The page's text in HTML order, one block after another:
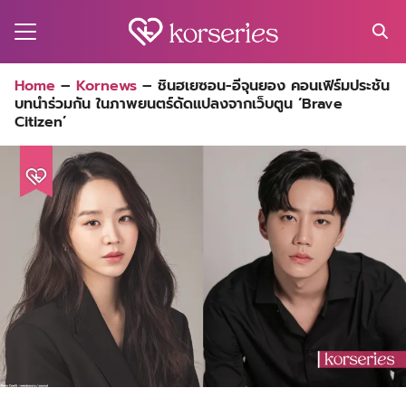
for:
Home – Kornews – ชินฮเยซอน-อีจุนยอง คอนเฟิร์มประชัน
บทนำร่วมกัน ในภาพยนตร์ดัดแปลงจากเว็บตูน ‘Brave
Citizen’